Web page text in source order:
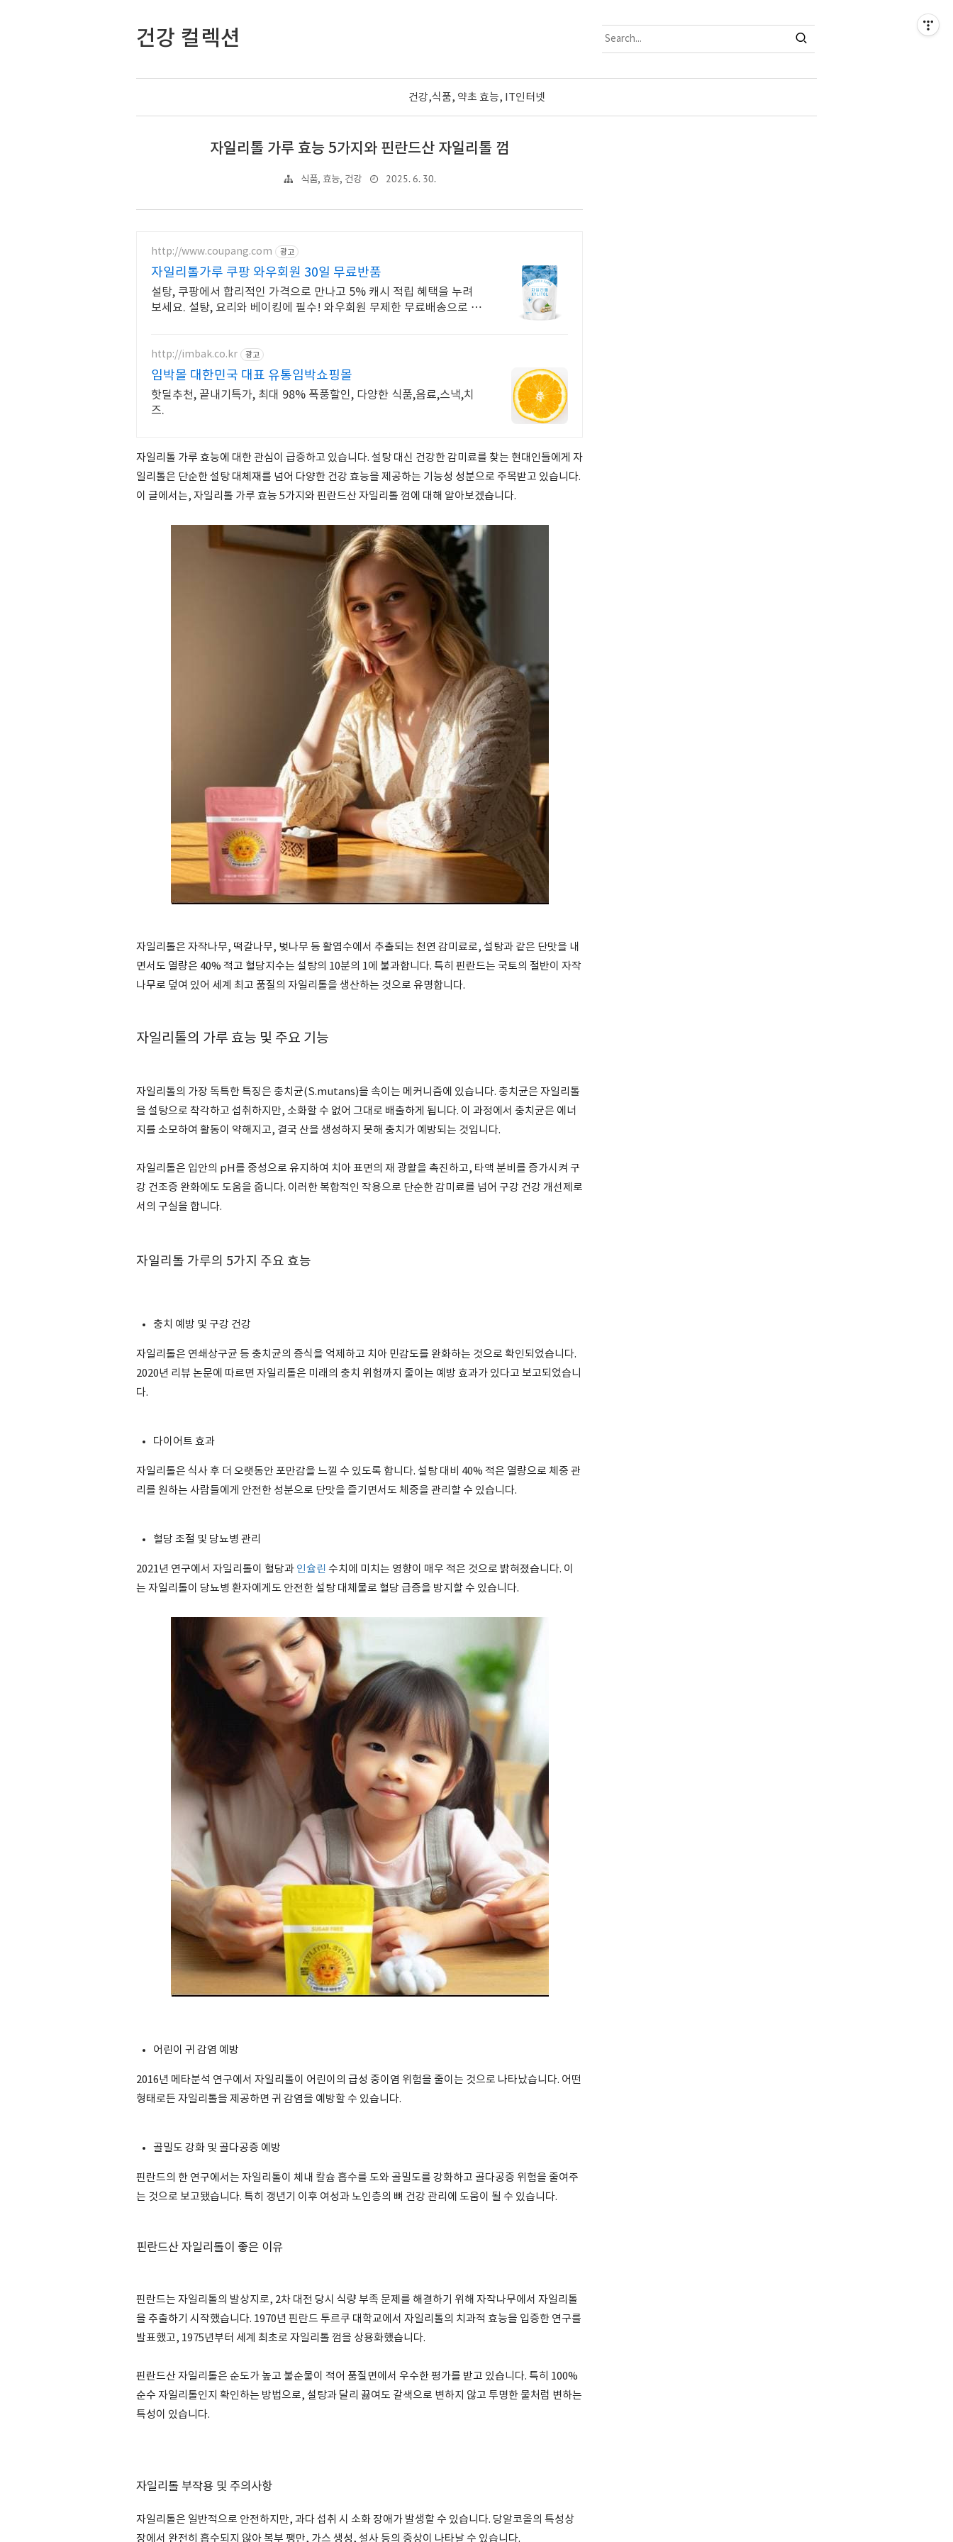
건강 컬렉션
건강,식품, 약초 효능, IT인터넷
자일리톨 가루 효능 5가지와 핀란드산 자일리톨 껌
식품, 효능, 건강 2025. 6. 30.
http://www.coupang.com 광고
자일리톨가루 쿠팡 와우회원 30일 무료반품
설탕, 쿠팡에서 합리적인 가격으로 만나고 5% 캐시 적립 혜택을 누려
보세요. 설탕, 요리와 베이킹에 필수! 와우회원 무제한 무료배송으로 편
http://imbak.co.kr 광고
임박몰 대한민국 대표 유통임박쇼핑몰
핫딜추천, 끝내기특가, 최대 98% 폭풍할인, 다양한 식품,음료,스낵,치
즈.
자일리톨 가루 효능에 대한 관심이 급증하고 있습니다. 설탕 대신 건강한 감미료를 찾는 현대인들에게 자
일리톨은 단순한 설탕 대체재를 넘어 다양한 건강 효능을 제공하는 기능성 성분으로 주목받고 있습니다.
이 글에서는, 자일리톨 가루 효능 5가지와 핀란드산 자일리톨 껌에 대해 알아보겠습니다.
자일리톨은 자작나무, 떡갈나무, 벚나무 등 활엽수에서 추출되는 천연 감미료로, 설탕과 같은 단맛을 내
면서도 열량은 40% 적고 혈당지수는 설탕의 10분의 1에 불과합니다. 특히 핀란드는 국토의 절반이 자작
나무로 덮여 있어 세계 최고 품질의 자일리톨을 생산하는 것으로 유명합니다.
자일리톨의 가루 효능 및 주요 기능
자일리톨의 가장 독특한 특징은 충치균(S.mutans)을 속이는 메커니즘에 있습니다. 충치균은 자일리톨
을 설탕으로 착각하고 섭취하지만, 소화할 수 없어 그대로 배출하게 됩니다. 이 과정에서 충치균은 에너
지를 소모하여 활동이 약해지고, 결국 산을 생성하지 못해 충치가 예방되는 것입니다.
자일리톨은 입안의 pH를 중성으로 유지하여 치아 표면의 재 광활을 촉진하고, 타액 분비를 증가시켜 구
강 건조증 완화에도 도움을 줍니다. 이러한 복합적인 작용으로 단순한 감미료를 넘어 구강 건강 개선제로
서의 구실을 합니다.
자일리톨 가루의 5가지 주요 효능
충치 예방 및 구강 건강
자일리톨은 연쇄상구균 등 충치균의 증식을 억제하고 치아 민감도를 완화하는 것으로 확인되었습니다.
2020년 리뷰 논문에 따르면 자일리톨은 미래의 충치 위험까지 줄이는 예방 효과가 있다고 보고되었습니
다.
다이어트 효과
자일리톨은 식사 후 더 오랫동안 포만감을 느낄 수 있도록 합니다. 설탕 대비 40% 적은 열량으로 체중 관
리를 원하는 사람들에게 안전한 성분으로 단맛을 즐기면서도 체중을 관리할 수 있습니다.
혈당 조절 및 당뇨병 관리
2021년 연구에서 자일리톨이 혈당과 인슐린 수치에 미치는 영향이 매우 적은 것으로 밝혀졌습니다. 이
는 자일리톨이 당뇨병 환자에게도 안전한 설탕 대체물로 혈당 급증을 방지할 수 있습니다.
어린이 귀 감염 예방
2016년 메타분석 연구에서 자일리톨이 어린이의 급성 중이염 위험을 줄이는 것으로 나타났습니다. 어떤
형태로든 자일리톨을 제공하면 귀 감염을 예방할 수 있습니다.
골밀도 강화 및 골다공증 예방
핀란드의 한 연구에서는 자일리톨이 체내 칼슘 흡수를 도와 골밀도를 강화하고 골다공증 위험을 줄여주
는 것으로 보고됐습니다. 특히 갱년기 이후 여성과 노인층의 뼈 건강 관리에 도움이 될 수 있습니다.
핀란드산 자일리톨이 좋은 이유
핀란드는 자일리톨의 발상지로, 2차 대전 당시 식량 부족 문제를 해결하기 위해 자작나무에서 자일리톨
을 추출하기 시작했습니다. 1970년 핀란드 투르쿠 대학교에서 자일리톨의 치과적 효능을 입증한 연구를
발표했고, 1975년부터 세계 최초로 자일리톨 껌을 상용화했습니다.
핀란드산 자일리톨은 순도가 높고 불순물이 적어 품질면에서 우수한 평가를 받고 있습니다. 특히 100%
순수 자일리톨인지 확인하는 방법으로, 설탕과 달리 끓여도 갈색으로 변하지 않고 투명한 물처럼 변하는
특성이 있습니다.
자일리톨 부작용 및 주의사항
자일리톨은 일반적으로 안전하지만, 과다 섭취 시 소화 장애가 발생할 수 있습니다. 당알코올의 특성상
장에서 완전히 흡수되지 않아 복부 팽만, 가스 생성, 설사 등의 증상이 나타날 수 있습니다.